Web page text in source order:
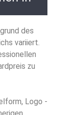
des
variiert.
zu
Logo -